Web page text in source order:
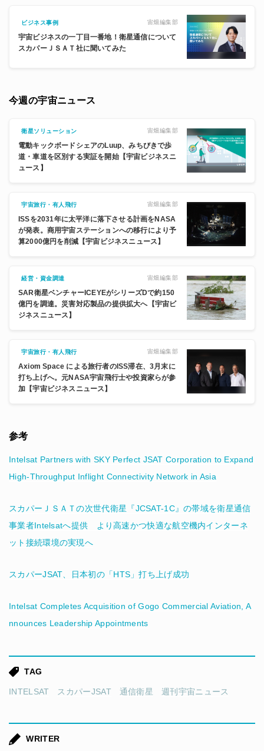
ビジネス事例 宙畑編集部
宇宙ビジネスの一丁目一番地！衛星通信について
スカパーＪＳＡＴ社に聞いてみた
今週の宇宙ニュース
衛星ソリューション 宙畑編集部
電動キックボードシェアのLuup、みちびきで歩
道・車道を区別する実証を開始【宇宙ビジネスニ
ュース】
宇宙旅行・有人飛行 宙畑編集部
ISSを2031年に太平洋に落下させる計画をNASA
が発表。商用宇宙ステーションへの移行により予
算2000億円を削減【宇宙ビジネスニュース】
経営・資金調達 宙畑編集部
SAR衛星ベンチャーICEYEがシリーズDで約150
億円を調達。災害対応製品の提供拡大へ【宇宙ビ
ジネスニュース】
宇宙旅行・有人飛行 宙畑編集部
Axiom Space による旅行者のISS滞在、3月末に
打ち上げへ。元NASA宇宙飛行士や投資家らが参
加【宇宙ビジネスニュース】
参考
Intelsat Partners with SKY Perfect JSAT Corporation to Expand
High-Throughput Inflight Connectivity Network in Asia
スカパーＪＳＡＴの次世代衛星『JCSAT-1C』の帯域を衛星通信
事業者Intelsatへ提供 より高速かつ快適な航空機内インターネ
ット接続環境の実現へ
スカパーJSAT、日本初の「HTS」打ち上げ成功
Intelsat Completes Acquisition of Gogo Commercial Aviation, A
nnounces Leadership Appointments
TAG
INTELSAT スカパーJSAT 通信衛星 週刊宇宙ニュース
WRITER